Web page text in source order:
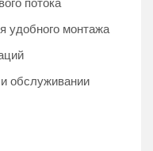
потока
удобного монтажа
обслуживании